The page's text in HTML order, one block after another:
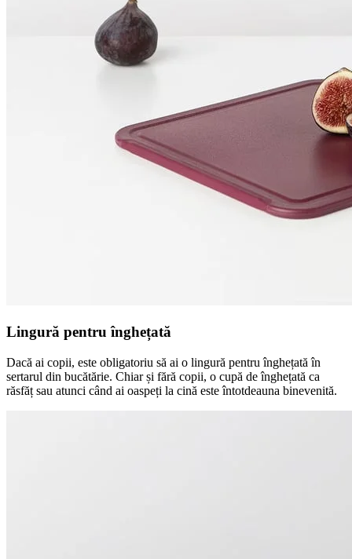
Lingură pentru înghețată
Dacă ai copii, este obligatoriu să ai o lingură pentru înghețată în
sertarul din bucătărie. Chiar și fără copii, o cupă de înghețată ca
răsfăț sau atunci când ai oaspeți la cină este întotdeauna binevenită.